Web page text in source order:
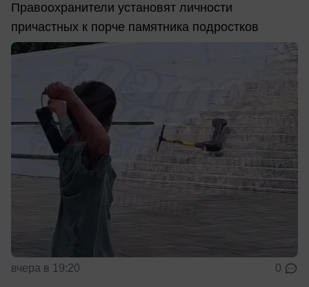
Правоохранители установят личности
причастных к порче памятника подростков
вчера в 19:20 0